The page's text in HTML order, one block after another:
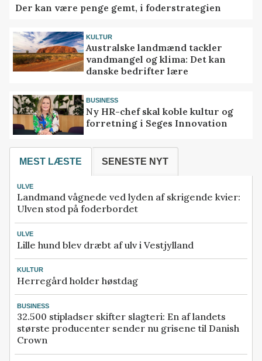
Der kan være penge gemt, i foderstrategien
KULTUR
Australske landmænd tackler
vandmangel og klima: Det kan
danske bedrifter lære
BUSINESS
Ny HR-chef skal koble kultur og
forretning i Seges Innovation
MEST LÆSTE SENESTE NYT
ULVE
Landmand vågnede ved lyden af skrigende kvier:
Ulven stod på foderbordet
ULVE
Lille hund blev dræbt af ulv i Vestjylland
KULTUR
Herregård holder høstdag
BUSINESS
32.500 stipladser skifter slagteri: En af landets
største producenter sender nu grisene til Danish
Crown